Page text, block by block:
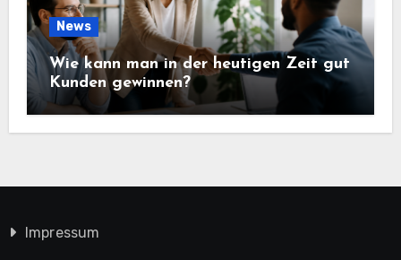
News
Wie kann man in der heutigen Zeit gut
Kunden gewinnen?
Impressum